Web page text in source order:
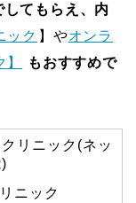
てもらえ、内
ック 】やオンラ
もおすすめで
リニック(ネッ
ニック